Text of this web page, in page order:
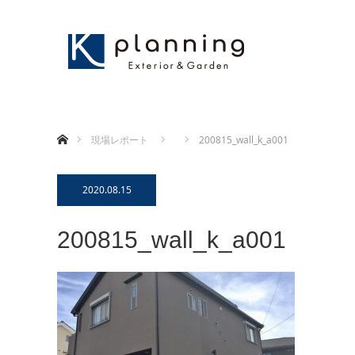
現場レポート
200815_wall_k_a001
2020.08.15
200815_wall_k_a001